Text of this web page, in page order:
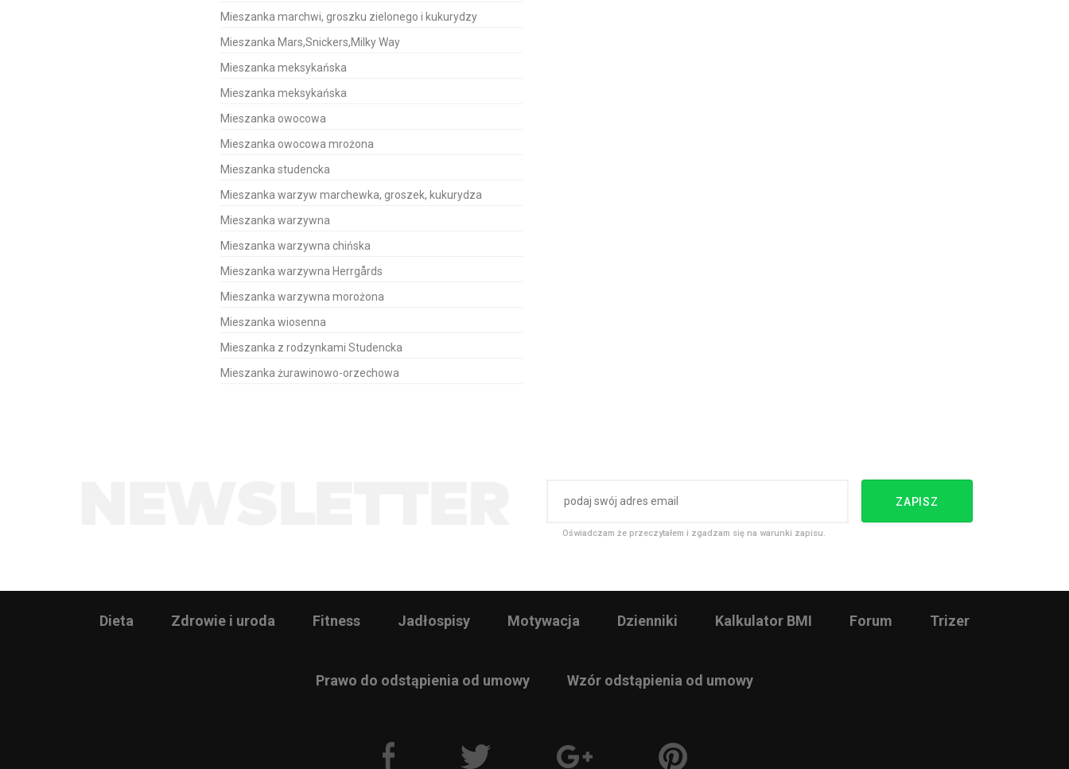
Mieszanka marchwi, groszku zielonego i kukurydzy
Mieszanka Mars,Snickers,Milky Way
Mieszanka meksykańska
Mieszanka meksykańska
Mieszanka owocowa
Mieszanka owocowa mrożona
Mieszanka studencka
Mieszanka warzyw marchewka, groszek, kukurydza
Mieszanka warzywna
Mieszanka warzywna chińska
Mieszanka warzywna Herrgårds
Mieszanka warzywna morożona
Mieszanka wiosenna
Mieszanka z rodzynkami Studencka
Mieszanka żurawinowo-orzechowa
ZAPISZ
Oświadczam że przeczytałem i zgadzam się na warunki zapisu.
Dieta Zdrowie i uroda Fitness Jadłospisy Motywacja Dzienniki Kalkulator BMI Forum Trizer
Prawo do odstąpienia od umowy Wzór odstąpienia od umowy